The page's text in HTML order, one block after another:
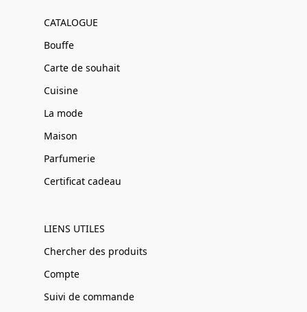
CATALOGUE
Bouffe
Carte de souhait
Cuisine
La mode
Maison
Parfumerie
Certificat cadeau
LIENS UTILES
Chercher des produits
Compte
Suivi de commande